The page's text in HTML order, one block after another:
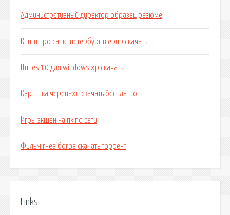
Административный директор образец резюме
Книги про санкт петербург в epub скачать
Itunes 10 для windows xp скачать
Картинка черепахи скачать бесплатно
Игры экшен на пк по сети
Фильм гнев богов скачать торрент
Links